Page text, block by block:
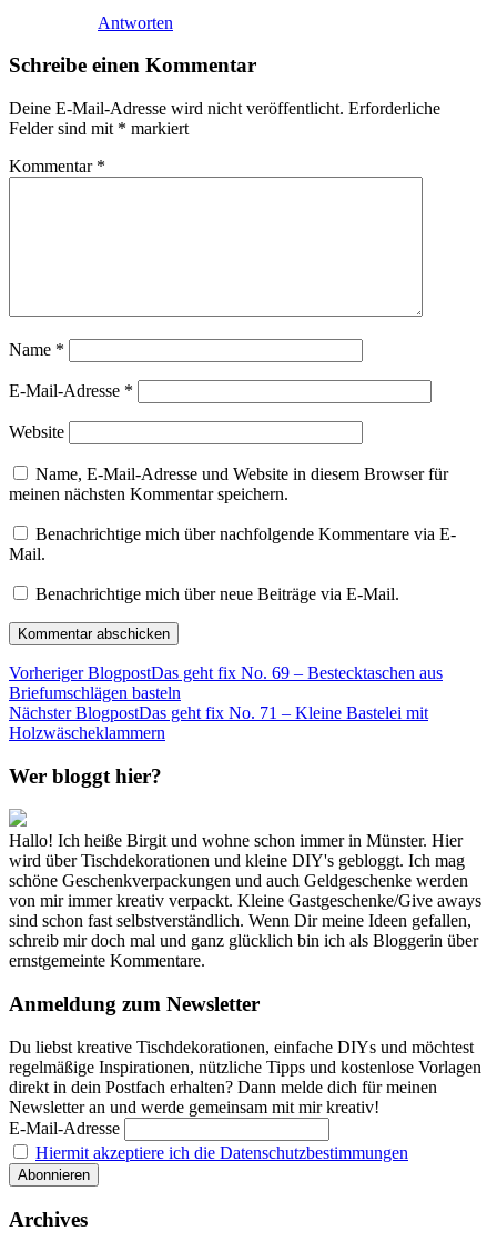
Antworten
Schreibe einen Kommentar
Deine E-Mail-Adresse wird nicht veröffentlicht. Erforderliche
Felder sind mit * markiert
Kommentar *
Name *
E-Mail-Adresse *
Website
Name, E-Mail-Adresse und Website in diesem Browser für
meinen nächsten Kommentar speichern.
Benachrichtige mich über nachfolgende Kommentare via E-
Mail.
Benachrichtige mich über neue Beiträge via E-Mail.
Vorheriger BlogpostDas geht fix No. 69 – Bestecktaschen aus
Briefumschlägen basteln
Nächster BlogpostDas geht fix No. 71 – Kleine Bastelei mit
Holzwäscheklammern
Wer bloggt hier?
Hallo! Ich heiße Birgit und wohne schon immer in Münster. Hier
wird über Tischdekorationen und kleine DIY's gebloggt. Ich mag
schöne Geschenkverpackungen und auch Geldgeschenke werden
von mir immer kreativ verpackt. Kleine Gastgeschenke/Give aways
sind schon fast selbstverständlich. Wenn Dir meine Ideen gefallen,
schreib mir doch mal und ganz glücklich bin ich als Bloggerin über
ernstgemeinte Kommentare.
Anmeldung zum Newsletter
Du liebst kreative Tischdekorationen, einfache DIYs und möchtest
regelmäßige Inspirationen, nützliche Tipps und kostenlose Vorlagen
direkt in dein Postfach erhalten? Dann melde dich für meinen
Newsletter an und werde gemeinsam mit mir kreativ!
E-Mail-Adresse
Hiermit akzeptiere ich die Datenschutzbestimmungen
Archives